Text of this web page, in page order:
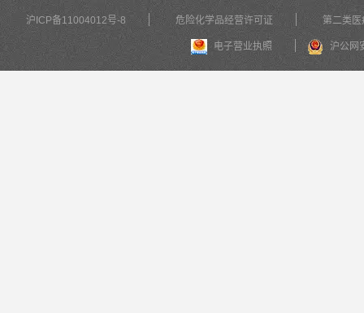
沪ICP备11004012号-8 危险化学品经营许可证 第二类医
电子营业执照 沪公网